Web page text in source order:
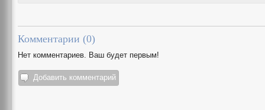
Комментарии (0)
Нет комментариев. Ваш будет первым!
Добавить комментарий